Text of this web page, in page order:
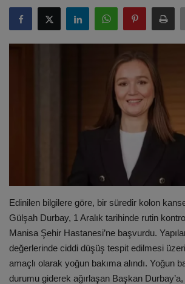
ULUSLARARASI
GALERİ
VİDEO
Edinilen bilgilere göre, bir süredir kolon
Gülşah Durbay, 1 Aralık tarihinde rutin
Manisa Şehir Hastanesi’ne başvurdu.
değerlerinde ciddi düşüş tespit edilmesi
amaçlı olarak yoğun bakıma alındı. Yoğun
durumu giderek ağırlaşan Başkan